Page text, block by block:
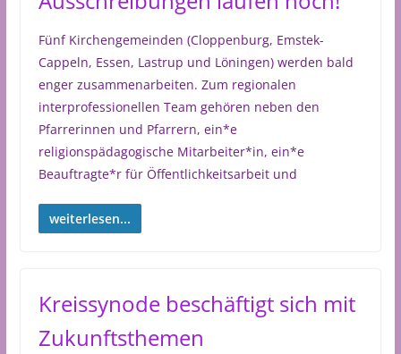
Fünf Kirchengemeinden (Cloppenburg, Emstek-
Cappeln, Essen, Lastrup und Löningen) werden bald
enger zusammenarbeiten. Zum regionalen
interprofessionellen Team gehören neben den
Pfarrerinnen und Pfarrern, ein*e
religionspädagogische Mitarbeiter*in, ein*e
Beauftragte*r für Öffentlichkeitsarbeit und
weiterlesen...
Kreissynode beschäftigt sich mit
Zukunftsthemen